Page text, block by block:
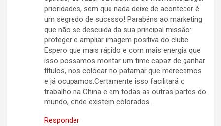
prioridades, sem que nada deixe de acontecer é
um segredo de sucesso! Parabéns ao marketing
que não se descuida da sua principal missão:
proteger e ampliar imagem positiva do clube.
Espero que mais rápido e com mais energia que
isso possamos montar um time capaz de ganhar
títulos, nos colocar no patamar que merecemos
e já ocupamos.Certamente isso facilitará o
trabalho na China e em todas as outras partes do
mundo, onde existem colorados.
Responder